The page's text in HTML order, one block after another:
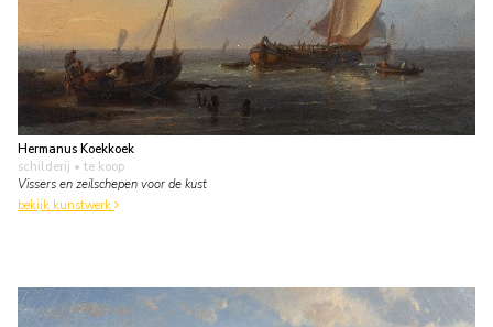
Hermanus Koekkoek
schilderij • te koop
Vissers en zeilschepen voor de kust
bekijk kunstwerk